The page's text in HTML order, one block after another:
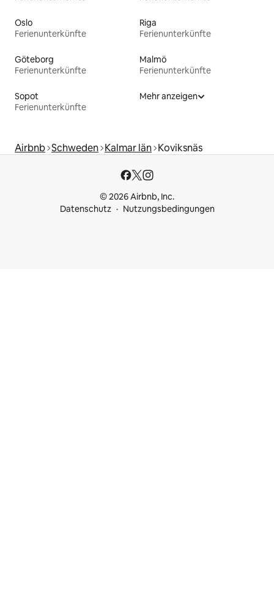
Oslo
Ferienunterkünfte
Riga
Ferienunterkünfte
Göteborg
Ferienunterkünfte
Malmö
Ferienunterkünfte
Sopot
Ferienunterkünfte
Mehr anzeigen
Airbnb Schweden Kalmar län Koviksnäs
© 2026 Airbnb, Inc.
Datenschutz
Nutzungsbedingungen